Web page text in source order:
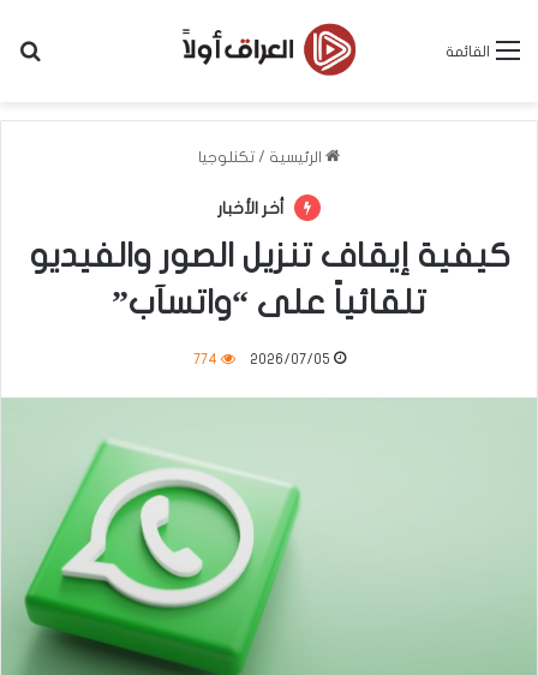
القائمة
الرئيسية / تكنلوجيا
أخر الأخبار
كيفية إيقاف تنزيل الصور والفيديو
تلقائياً على “واتسآب”
2026/07/05
774